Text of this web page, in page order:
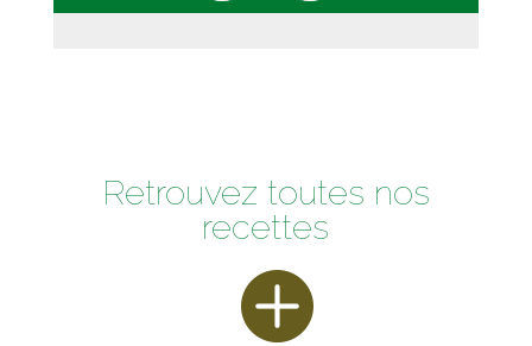
Retrouvez toutes nos
recettes